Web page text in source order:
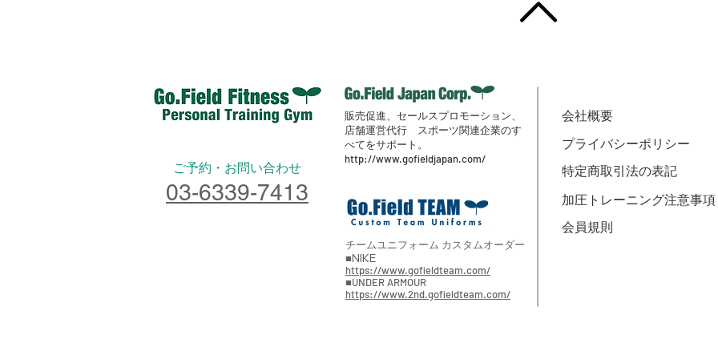
​ご予約・お問い合わせ
03-6339-7413
販売促進、セールスプロモーション、
店舗運営代行
スポーツ関連企業のす
べてをサポート。
http://www.gofieldjapan.com/
会社概要
プライバシーポリシー
特定商取引法の表記
加圧トレーニング注意事項
会員規則
チームユニフォーム カスタムオーダー
■NIKE
https://www.gofieldteam.com/
■UNDER ARMOUR
https://www.2nd.gofieldteam.com/